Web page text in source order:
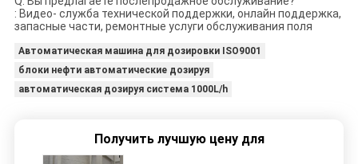
: Видео- служба технической поддержки, онлайн поддержка,
запасные части, ремонтные услуги обслуживания поля
Автоматическая машина для дозировки ISO9001
блоки нефти автоматические дозируя
автоматическая дозируя система 1000L/h
Получить лучшую цену для